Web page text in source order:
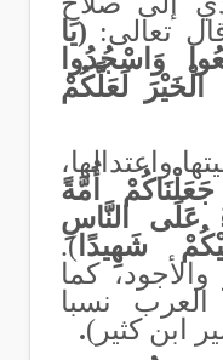
تعالى: (يَا
وَاسْجُدُوا
الْخَيْرَ لَعَلَّكُمْ
واعتدالها،
أُمَّةً
عَلَى النَّاسِ
شَهِيدًا ).
كما
نسبا
ابن كثير).